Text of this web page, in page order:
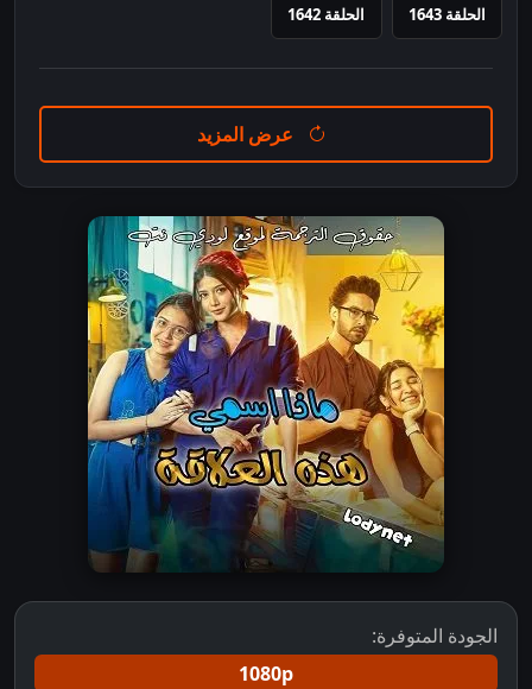
الحلقة 1643 الحلقة 1642
عرض المزيد
الجودة المتوفرة:
1080p